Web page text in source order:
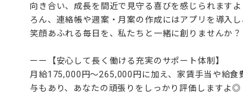
向き合い、成長を間近で見守る喜びを感じられます
ろん、連絡帳や週案・月案の作成にはアプリを導入
笑顔あふれる毎日を、私たちと一緒に創りませんか？
ーー【安心して長く働ける充実のサポート体制】
月給175,000円～265,000円に加え、家賃手当や給食
与もあり、あなたの頑張りをしっかり評価しますよ